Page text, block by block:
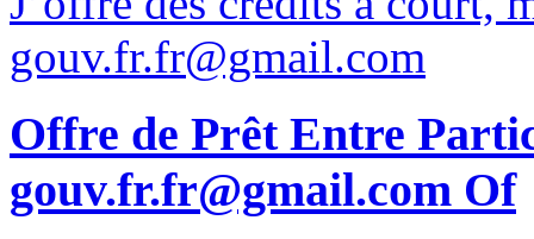
gouv.fr.fr@gmail.com
Offre de Prêt Entre
gouv.fr.fr@gmail.com Of